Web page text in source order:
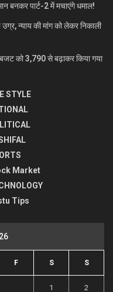
बनकर पार्ट-2 में मचाएंगे धमाल!
न्याय की मांग को लेकर निकाली
को 3,790 से बढ़ाकर किया गया
STYLE
Market
Tips
F S S
1 2